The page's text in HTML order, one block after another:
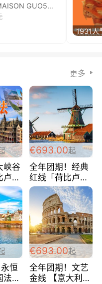
郭氏夫妻肺片MAISON GUO5欧代金券限量兑换啦！
1931人
更多
峡谷
卢德
经
€693.00起
全年团期！经典
红线「荷比卢德
法」七天循环 五
国 仅售99欧/人/
天！巴黎上下！
包拼房~
恒
法
€693.00起
全年团期！文艺
金线 【意大利一